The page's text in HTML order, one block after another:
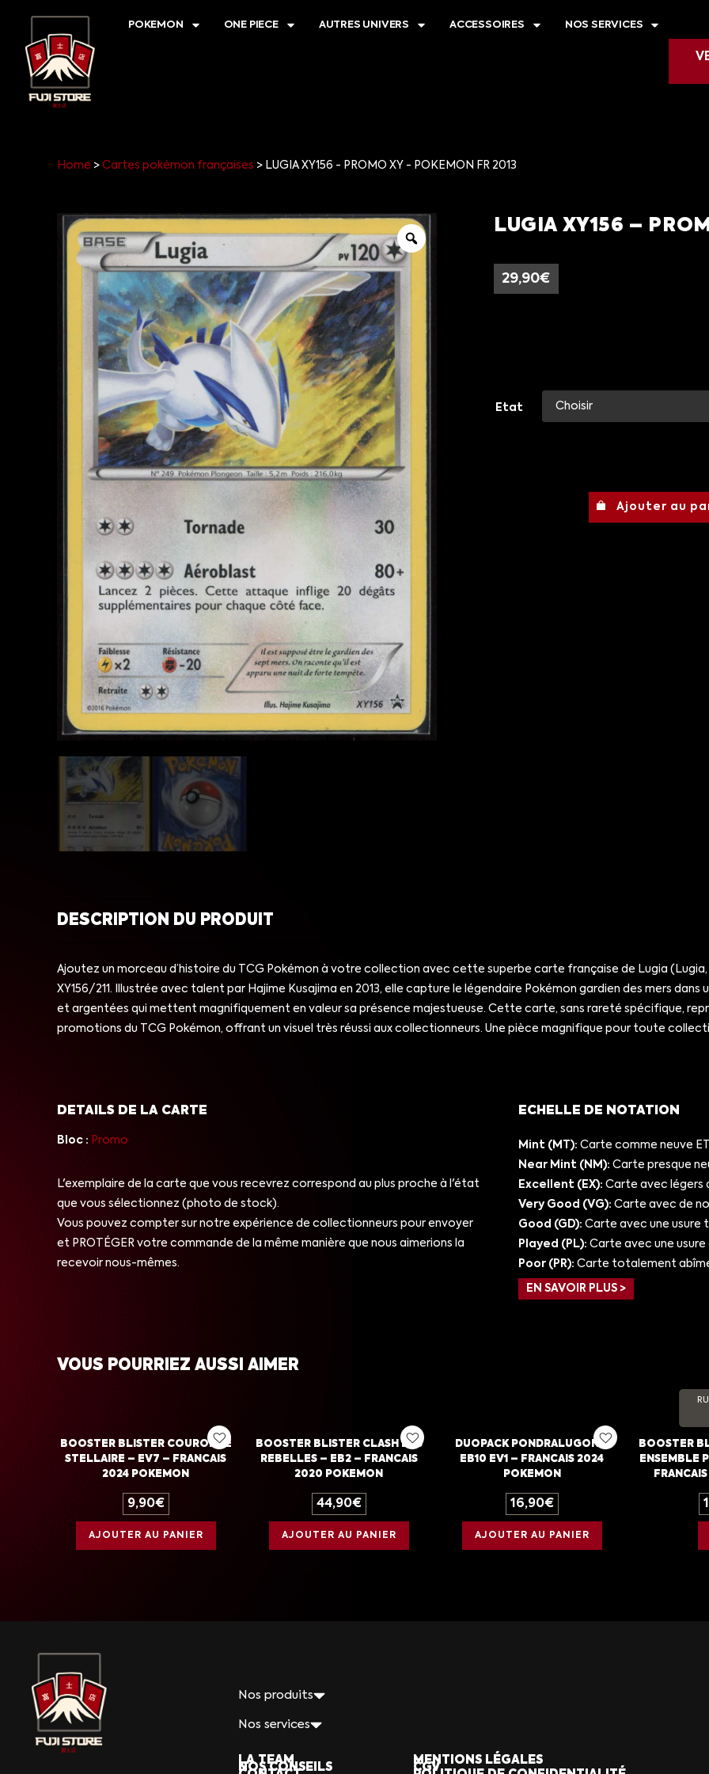
POKEMON ONE PIECE AUTRES UNIVERS ACCESSOIRES NOS SERVICES
Home > Cartes pokémon françaises > LUGIA XY156 - PROMO XY - POKEMON FR 2013
LUGIA XY156 –
29,90€
Etat
Ajouter au
DESCRIPTION DU PRODUIT
Ajoutez un morceau d’histoire du TCG Pokémon à votre collection avec cette superbe carte française de Lugia (Lugia,
XY156/211. Illustrée avec talent par Hajime Kusajima en 2013, elle capture le légendaire Pokémon gardien des mers
et argentées qui mettent magnifiquement en valeur sa présence majestueuse. Cette carte, sans rareté spécifique,
promotions du TCG Pokémon, offrant un visuel très réussi aux collectionneurs. Une pièce magnifique pour toute
DETAILS DE LA CARTE
Bloc : Promo
L'exemplaire de la carte que vous recevrez correspond au plus proche à l'état
que vous sélectionnez (photo de stock).
Vous pouvez compter sur notre expérience de collectionneurs pour envoyer
et PROTÉGER votre commande de la même manière que nous aimerions la
recevoir nous-mêmes.
ECHELLE DE NOTATION
Mint (MT): Carte comme neuve
Near Mint (NM): Carte presque
Excellent (EX): Carte avec légers
Very Good (VG): Carte avec de
Good (GD): Carte avec une usure
Played (PL): Carte avec une
Poor (PR): Carte totalement
EN SAVOIR PLUS >
VOUS POURRIEZ AUSSI AIMER
BOOSTER BLISTER COURONNE
STELLAIRE – EV7 – FRANCAIS
2024 POKEMON
9,90€
AJOUTER AU PANIER
BOOSTER BLISTER CLASH DES
REBELLES – EB2 – FRANCAIS
2020 POKEMON
44,90€
AJOUTER AU PANIER
DUOPACK PONDRALUGON –
EB10 EV1 – FRANCAIS 2024
POKEMON
16,90€
AJOUTER AU PANIER
BOOSTER
ENSEMBLE
Nos produits
Nos services
LA TEAM
NOS CONSEILS
MENTIONS LÉGALES
CGV